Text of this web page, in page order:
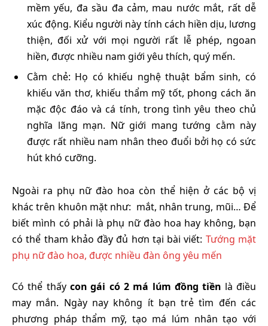
mềm yếu, đa sầu đa cảm, mau nước mắt, rất dễ
xúc động. Kiểu người này tính cách hiền dịu, lương
thiện, đối xử với mọi người rất lễ phép, ngoan
hiền, được nhiều nam giới yêu thích, quý mến.
Cằm chẻ: Họ có khiếu nghệ thuật bẩm sinh, có
khiếu văn thơ, khiếu thẩm mỹ tốt, phong cách ăn
mặc độc đáo và cá tính, trong tình yêu theo chủ
nghĩa lãng mạn. Nữ giới mang tướng cằm này
được rất nhiều nam nhân theo đuổi bởi họ có sức
hút khó cưỡng.
Ngoài ra phụ nữ đào hoa còn thể hiện ở các bộ vị
khác trên khuôn mặt như: mắt, nhân trung, mũi… Để
biết mình có phải là phụ nữ đào hoa hay không, bạn
có thể tham khảo đầy đủ hơn tại bài viết: Tướng mặt
phụ nữ đào hoa, được nhiều đàn ông yêu mến
Có thể thấy con gái có 2 má lúm đồng tiền là điều
may mắn. Ngày nay không ít bạn trẻ tìm đến các
phương pháp thẩm mỹ, tạo má lúm nhân tạo với